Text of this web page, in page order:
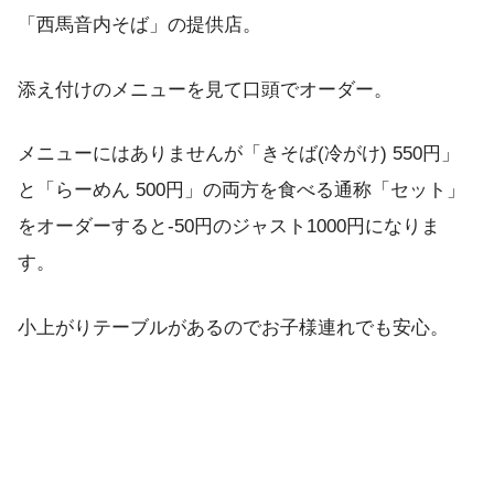
「西馬音内そば」の提供店。
添え付けのメニューを見て口頭でオーダー。
メニューにはありませんが「きそば(冷がけ) 550円」
と「らーめん 500円」の両方を食べる通称「セット」
をオーダーすると-50円のジャスト1000円になりま
す。
小上がりテーブルがあるのでお子様連れでも安心。